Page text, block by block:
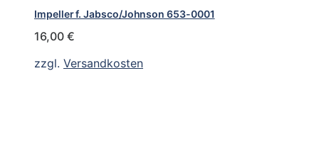
Impeller f. Jabsco/Johnson 653-0001
16,00 €
zzgl. Versandkosten